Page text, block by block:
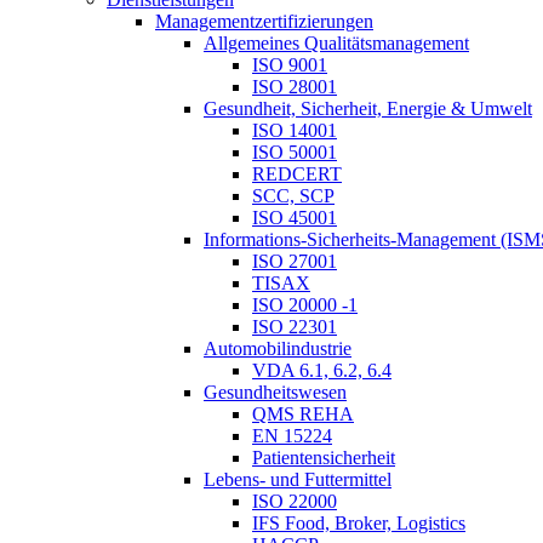
Managementzertifizierungen
Allgemeines Qualitätsmanagement
ISO 9001
ISO 28001
Gesundheit, Sicherheit, Energie & Umwelt
ISO 14001
ISO 50001
REDCERT
SCC, SCP
ISO 45001
Informations-Sicherheits-Management
ISO 27001
TISAX
ISO 20000 -1
ISO 22301
Automobilindustrie
VDA 6.1, 6.2, 6.4
Gesundheitswesen
QMS REHA
EN 15224
Patientensicherheit
Lebens- und Futtermittel
ISO 22000
IFS Food, Broker, Logistics